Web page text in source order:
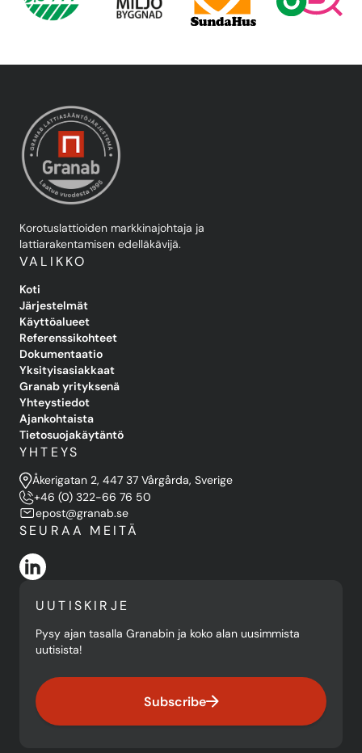
Korotuslattioiden markkinajohtaja ja
lattiarakentamisen edelläkävijä.
VALIKKO
Koti
Järjestelmät
Käyttöalueet
Referenssikohteet
Dokumentaatio
Yksityisasiakkaat
Granab yrityksenä
Yhteystiedot
Ajankohtaista
Tietosuojakäytäntö
YHTEYS
Åkerigatan 2, 447 37 Vårgårda, Sverige
+46 (0) 322-66 76 50
epost@granab.se
SEURAA MEITÄ
UUTISKIRJE
Pysy ajan tasalla Granabin ja koko alan uusimmista
uutisista!
Subscribe